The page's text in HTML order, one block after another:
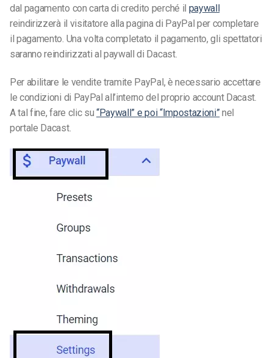
dal pagamento con carta di credito perché il paywall
reindirizzerà il visitatore alla pagina di PayPal per completare
il pagamento. Una volta completato il pagamento, gli spettatori
saranno reindirizzati al paywall di Dacast.
Per abilitare le vendite tramite PayPal, è necessario accettare
le condizioni di PayPal all’interno del proprio account Dacast.
A tal fine, fare clic su “Paywall” e poi “Impostazioni”nel
portale Dacast.